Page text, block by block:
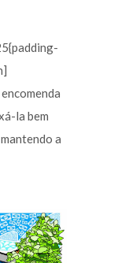
la bem
a